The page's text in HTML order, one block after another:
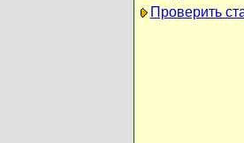
Проверить